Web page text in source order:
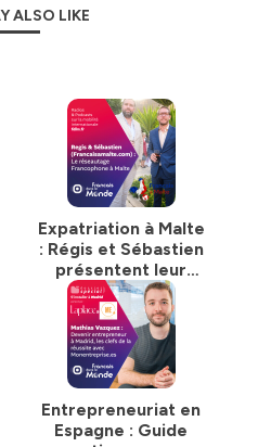
ALSO LIKE
Expatriation à Malte
: Régis et Sébastien
présentent leur
nouveau site
Entrepreneuriat en
Espagne : Guide